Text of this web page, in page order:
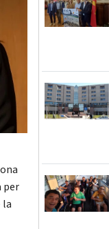
per
la